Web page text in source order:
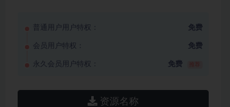
普通用户用户特权： 免费
会员用户特权： 免费
永久会员用户特权： 免费
资源名称